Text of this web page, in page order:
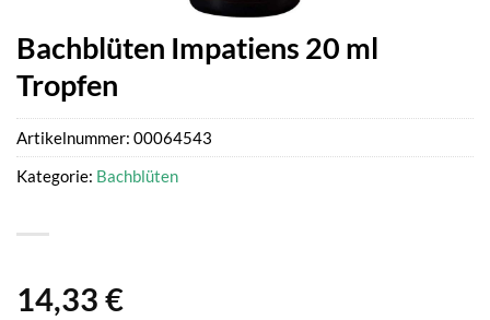
Bachblüten Impatiens 20 ml
Tropfen
14,33 €
Artikelnummer: 00064543
Kategorie: Bachblüten